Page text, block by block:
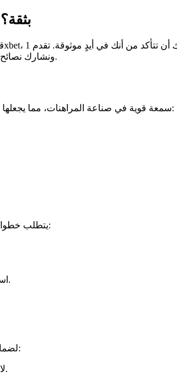
مراجعة شاملة: كيف يمكن المراهنة على 1xbet بثقة؟
المقال أسرار المراهنة بثقة على 1xbet، ونشارك نصائح قيمة لضمان تجربة ناجحة وآمنة.
تمتلك 1xbet سمعة قوية في صناعة المراهنات، مما يجعلها خيارًا مثاليًا للكثيرين. إليك بعض الأسباب لاختيار هذه المنصة:
بدء المراهنة على 1xbet يتطلب خطوات بسيطة وسلسة. إليك كيف يمكنك القيام بذلك:
استكشاف خيارات المراهنة المتاحة والتعرف على الأحداث الرياضية.
لضمان تجربة مراهنة موفقة وآمنة، إليك بعض النصائح التي يمكن أن تساعدك:
لا تزايد المراهنات على عواطفك؛ اتخذ قراراتك بناءً على تحليل دقيق.